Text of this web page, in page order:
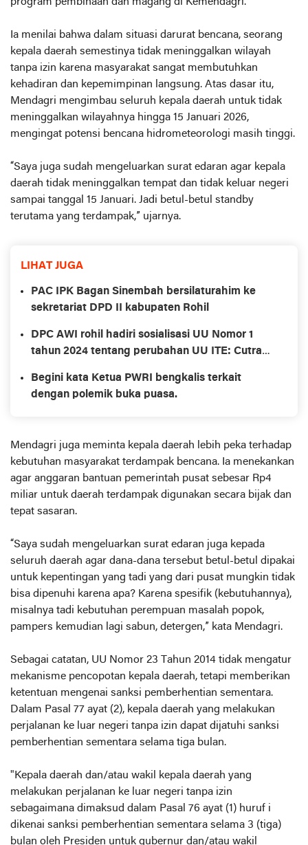
Ia menilai bahwa dalam situasi darurat bencana, seorang
kepala daerah semestinya tidak meninggalkan wilayah
tanpa izin karena masyarakat sangat membutuhkan
kehadiran dan kepemimpinan langsung. Atas dasar itu,
Mendagri mengimbau seluruh kepala daerah untuk tidak
meninggalkan wilayahnya hingga 15 Januari 2026,
mengingat potensi bencana hidrometeorologi masih tinggi.
“Saya juga sudah mengeluarkan surat edaran agar kepala
daerah tidak meninggalkan tempat dan tidak keluar negeri
sampai tanggal 15 Januari. Jadi betul-betul standby
terutama yang terdampak,” ujarnya.
LIHAT JUGA
PAC IPK Bagan Sinembah bersilaturahim ke
sekretariat DPD II kabupaten Rohil
DPC AWI rohil hadiri sosialisasi UU Nomor 1
tahun 2024 tentang perubahan UU ITE: Cutra
Begini kata Ketua PWRI bengkalis terkait
dengan polemik buka puasa.
Mendagri juga meminta kepala daerah lebih peka terhadap
kebutuhan masyarakat terdampak bencana. Ia menekankan
agar anggaran bantuan pemerintah pusat sebesar Rp4
miliar untuk daerah terdampak digunakan secara bijak dan
tepat sasaran.
“Saya sudah mengeluarkan surat edaran juga kepada
seluruh daerah agar dana-dana tersebut betul-betul dipakai
untuk kepentingan yang tadi yang dari pusat mungkin tidak
bisa dipenuhi karena apa? Karena spesifik (kebutuhannya),
misalnya tadi kebutuhan perempuan masalah popok,
pampers kemudian lagi sabun, detergen,” kata Mendagri.
Sebagai catatan, UU Nomor 23 Tahun 2014 tidak mengatur
mekanisme pencopotan kepala daerah, tetapi memberikan
ketentuan mengenai sanksi pemberhentian sementara.
Dalam Pasal 77 ayat (2), kepala daerah yang melakukan
perjalanan ke luar negeri tanpa izin dapat dijatuhi sanksi
pemberhentian sementara selama tiga bulan.
"Kepala daerah dan/atau wakil kepala daerah yang
melakukan perjalanan ke luar negeri tanpa izin
sebagaimana dimaksud dalam Pasal 76 ayat (1) huruf i
dikenai sanksi pemberhentian sementara selama 3 (tiga)
bulan oleh Presiden untuk gubernur dan/atau wakil